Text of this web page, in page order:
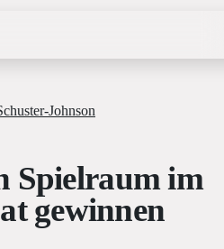
Lab
Johnson
Spielraum im
gewinnen